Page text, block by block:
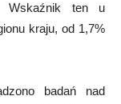
Wskaźnik ten u
kraju, od 1,7%
badań nad